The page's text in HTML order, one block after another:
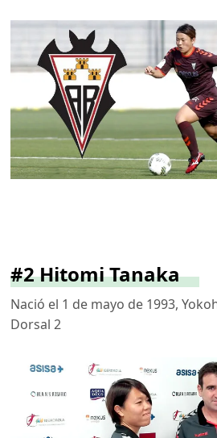
#2 Hitomi Tanaka
Nació el 1 de mayo de 1993,
Dorsal 2